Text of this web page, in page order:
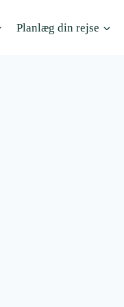
Planlæg din rejse